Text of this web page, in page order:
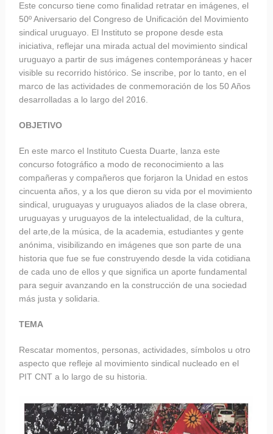
Este concurso tiene como finalidad retratar en imágenes, el
50º Aniversario del Congreso de Unificación del Movimiento
sindical uruguayo. El Instituto se propone desde esta
iniciativa, reflejar una mirada actual del movimiento sindical
uruguayo a partir de sus imágenes contemporáneas y hacer
visible su recorrido histórico. Se inscribe, por lo tanto, en el
marco de las actividades de conmemoración de los 50 Años
desarrolladas a lo largo del 2016.
OBJETIVO
En este marco el Instituto Cuesta Duarte, lanza este
concurso fotográfico a modo de reconocimiento a las
compañeras y compañeros que forjaron la Unidad en estos
cincuenta años, y a los que dieron su vida por el movimiento
sindical, uruguayas y uruguayos aliados de la clase obrera,
uruguayas y uruguayos de la intelectualidad, de la cultura,
del arte,de la música, de la academia, estudiantes y gente
anónima, visibilizando en imágenes que son parte de una
historia que fue se fue construyendo desde la vida cotidiana
de cada uno de ellos y que significa un aporte fundamental
para seguir avanzando en la construcción de una sociedad
más justa y solidaria.
TEMA
Rescatar momentos, personas, actividades, símbolos u otro
aspecto que refleje al movimiento sindical nucleado en el
PIT CNT a lo largo de su historia.